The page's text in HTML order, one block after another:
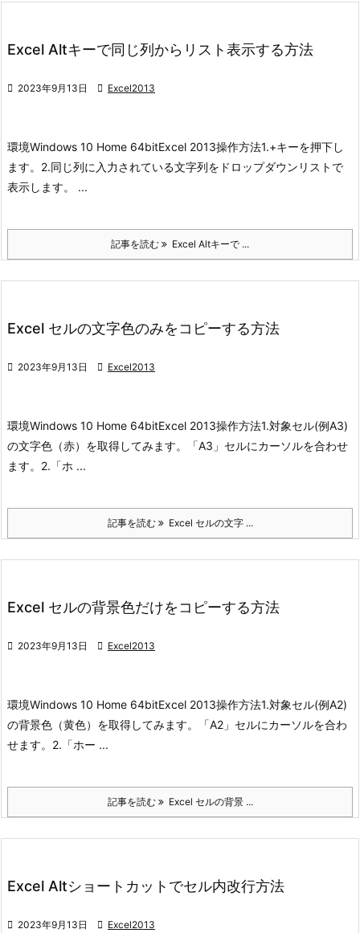
Excel Altキーで同じ列からリスト表示する方法
 2023年9月13日  Excel2013
環境Windows 10 Home 64bitExcel 2013操作方法1.+キーを押下し
ます。 2.同じ列に入力されている文字列をドロップダウンリストで
表示します。 ...
記事を読む Excel Altキーで ...
Excel セルの文字色のみをコピーする方法
 2023年9月13日  Excel2013
環境Windows 10 Home 64bitExcel 2013操作方法1.対象セル(例A3)
の文字色（赤）を取得してみます。「A3」セルにカーソルを合わせ
ます。 2.「ホ ...
記事を読む Excel セルの文字 ...
Excel セルの背景色だけをコピーする方法
 2023年9月13日  Excel2013
環境Windows 10 Home 64bitExcel 2013操作方法1.対象セル(例A2)
の背景色（黄色）を取得してみます。「A2」セルにカーソルを合わ
せます。 2.「ホー ...
記事を読む Excel セルの背景 ...
Excel Altショートカットでセル内改行方法
 2023年9月13日  Excel2013